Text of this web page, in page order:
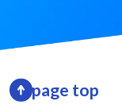
page top